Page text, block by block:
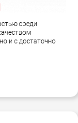
среди
и с достаточно